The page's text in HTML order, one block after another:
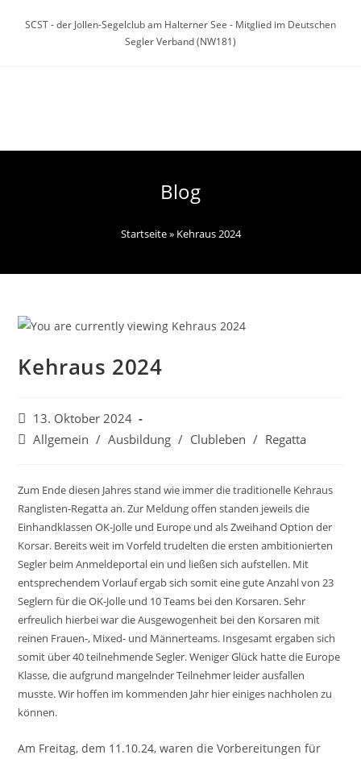
InhaltSCST - der Jollen-Segelclub am Halterner See - Mitglied im Deutschen
Segler Verband (NW181)
Blog
Startseite» Kehraus 2024
Kehraus 2024
Beitrag
veröffentlicht:
13. Oktober 2024
Beitrags-
Allgemein / Ausbildung / Clubleben / Regatta
Zum Ende diesen Jahres stand wie immer die traditionelle Kehraus
Ranglisten-Regatta an. Zur Meldung offen standen jeweils die
Einhandklassen OK-Jolle und Europe und als Zweihand Option der
Korsar. Bereits weit im Vorfeld trudelten die ersten ambitionierten
Segler beim Anmeldeportal ein und ließen sich aufstellen. Mit
entsprechendem Vorlauf ergab sich somit eine gute Anzahl von 23
Seglern für die OK-Jolle und 10 Teams bei den Korsaren. Sehr
erfreulich hierbei war die Ausgewogenheit bei den Korsaren mit
reinen Frauen-, Mixed- und Männerteams. Insgesamt ergaben sich
somit über 40 teilnehmende Segler. Weniger Glück hatte die Europe
Klasse, die aufgrund mangelnder Teilnehmer leider ausfallen
musste. Wir hoffen im kommenden Jahr hier einiges nachholen zu
können.
Am Freitag, dem 11.10.24, waren die Vorbereitungen für